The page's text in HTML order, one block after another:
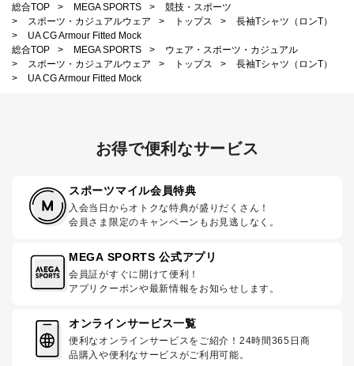
総合TOP
> MEGA SPORTS >
競技・スポーツ
>
スポーツ・カジュアルウェア > トップス >
長袖Tシャツ（ロンT）
>
UA CG Armour Fitted Mock
総合TOP
> MEGA SPORTS >
ウェア・スポーツ・カジュアル
>
スポーツ・カジュアルウェア > トップス >
長袖Tシャツ（ロンT）
>
UA CG Armour Fitted Mock
お得で便利なサービス
スポーツマイル会員特典
入会当日からオトクな特典が盛りだくさん！
会員さま限定のキャンペーンもお見逃しなく。
MEGA SPORTS 公式アプリ
会員証がすぐに開けて便利！
アプリクーポンや最新情報をお知らせします。
オンラインサービス一覧
便利なオンラインサービスをご紹介！24時間365日商
品購入や便利なサービスがご利用可能。